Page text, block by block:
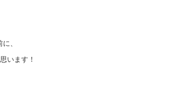
、
います！